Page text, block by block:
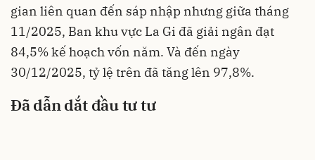
gian liên quan đến sáp nhập nhưng giữa tháng
11/2025, Ban khu vực La Gi đã giải ngân đạt
84,5% kế hoạch vốn năm. Và đến ngày
30/12/2025, tỷ lệ trên đã tăng lên 97,8%.
Đã dẫn dắt đầu tư tư